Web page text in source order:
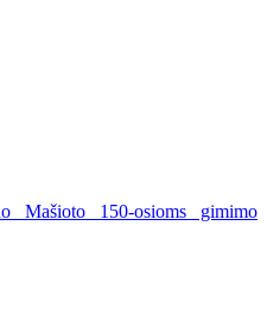
Mašioto 150-osioms gimimo